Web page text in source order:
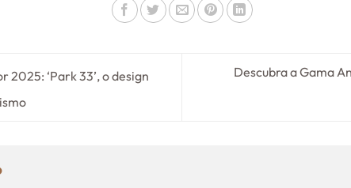
2025: ‘Park 33’, o design
Descubra a Gama